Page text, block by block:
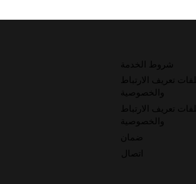
شروط الخدمة
تعريف الارتباط
والخصوصية
تعريف الارتباط
والخصوصية
ضمان
اتصال